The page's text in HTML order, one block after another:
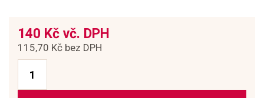
140 Kč vč. DPH
115,70 Kč bez DPH